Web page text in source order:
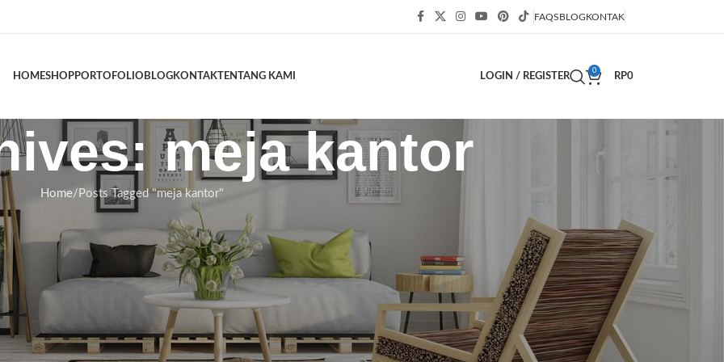
FAQSBLOGKONTAK
HOMESHOPPORTOFOLIO BLOGKONTAKTENTANG KAMI LOGIN / REGISTER
0
RP0
meja kantor
Home Posts Tagged "meja kantor"
Blog(54)
(2)
Decoration(3)
Design
Design trends(1)